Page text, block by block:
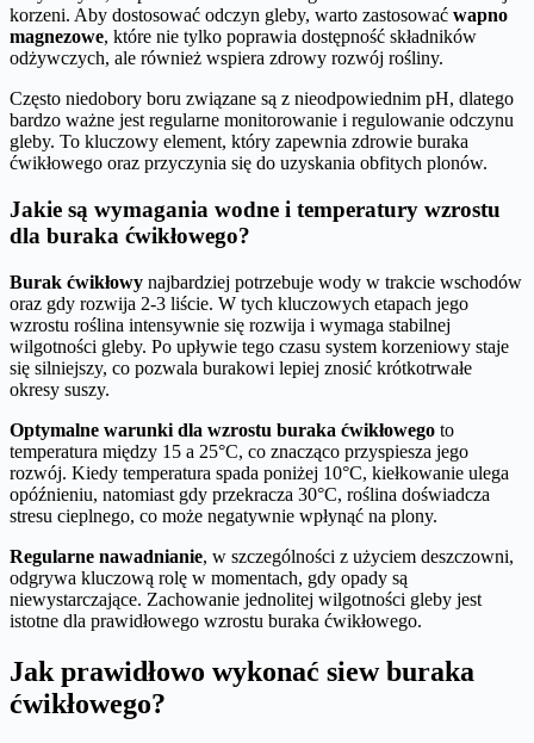
korzeni. Aby dostosować odczyn gleby, warto zastosować wapno
magnezowe, które nie tylko poprawia dostępność składników
odżywczych, ale również wspiera zdrowy rozwój rośliny.
Często niedobory boru związane są z nieodpowiednim pH, dlatego
bardzo ważne jest regularne monitorowanie i regulowanie odczynu
gleby. To kluczowy element, który zapewnia zdrowie buraka
ćwikłowego oraz przyczynia się do uzyskania obfitych plonów.
Jakie są wymagania wodne i temperatury wzrostu
dla buraka ćwikłowego?
Burak ćwikłowy najbardziej potrzebuje wody w trakcie wschodów
oraz gdy rozwija 2-3 liście. W tych kluczowych etapach jego
wzrostu roślina intensywnie się rozwija i wymaga stabilnej
wilgotności gleby. Po upływie tego czasu system korzeniowy staje
się silniejszy, co pozwala burakowi lepiej znosić krótkotrwałe
okresy suszy.
Optymalne warunki dla wzrostu buraka ćwikłowego to
temperatura między 15 a 25°C, co znacząco przyspiesza jego
rozwój. Kiedy temperatura spada poniżej 10°C, kiełkowanie ulega
opóźnieniu, natomiast gdy przekracza 30°C, roślina doświadcza
stresu cieplnego, co może negatywnie wpłynąć na plony.
Regularne nawadnianie, w szczególności z użyciem deszczowni,
odgrywa kluczową rolę w momentach, gdy opady są
niewystarczające. Zachowanie jednolitej wilgotności gleby jest
istotne dla prawidłowego wzrostu buraka ćwikłowego.
Jak prawidłowo wykonać siew buraka
ćwikłowego?